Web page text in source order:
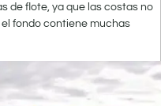
de flote, ya que las costas no
fondo contiene muchas